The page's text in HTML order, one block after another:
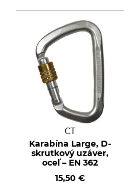
CT
Karabína Large, D-
skrutkový uzáver,
oceľ – EN 362
15,50 €